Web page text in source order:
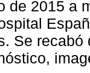
de 2015 a
Se